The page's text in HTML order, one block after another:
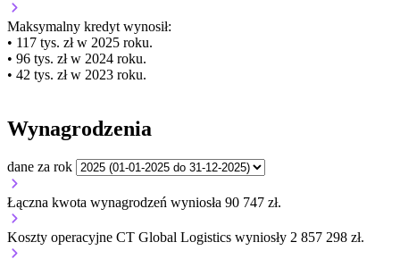
Maksymalny kredyt wynosił:
• 117 tys. zł w 2025 roku.
• 96 tys. zł w 2024 roku.
• 42 tys. zł w 2023 roku.
Wynagrodzenia
dane za rok
Łączna kwota wynagrodzeń wyniosła 90 747 zł.
Koszty operacyjne CT Global Logistics wyniosły 2 857 298 zł.